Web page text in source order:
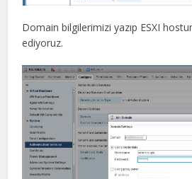
Domain bilgilerimizi yazıp ESXI
ediyoruz.